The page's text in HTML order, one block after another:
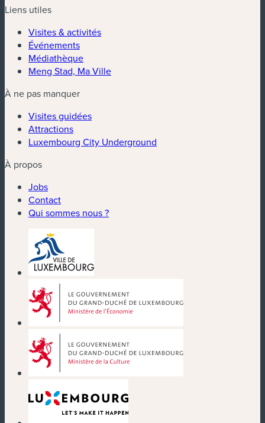
Liens utiles
Visites & activités
Événements
Médiathèque
Meng Stad, Ma Ville
À ne pas manquer
Visites guidées
Attractions
Luxembourg City Underground
À propos
Jobs
Contact
Qui sommes nous ?